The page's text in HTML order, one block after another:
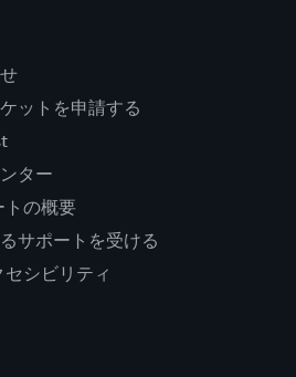
ットを申請する
ター
トの概要
サポートを受ける
セシビリティ